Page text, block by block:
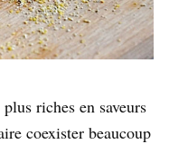
riches en saveurs
coexister beaucoup